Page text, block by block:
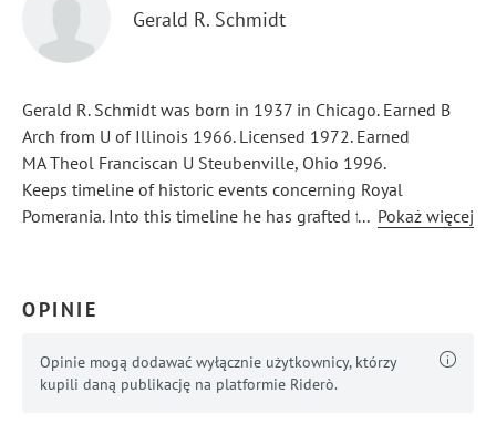
Gerald R. Schmidt
Gerald R. Schmidt was born in 1937 in Chicago. Earned B
Arch from U of Illinois 1966. Licensed 1972. Earned
MA Theol Franciscan U Steubenville, Ohio 1996.
Keeps timeline of historic events concerning Royal
Pomerania. Into this timeline he has grafted family events
history since discovery of his Polish descent at age eight.
... Pokaż więcej
OPINIE
Opinie mogą dodawać wyłącznie użytkownicy, którzy
kupili daną publikację na platformie Riderò.